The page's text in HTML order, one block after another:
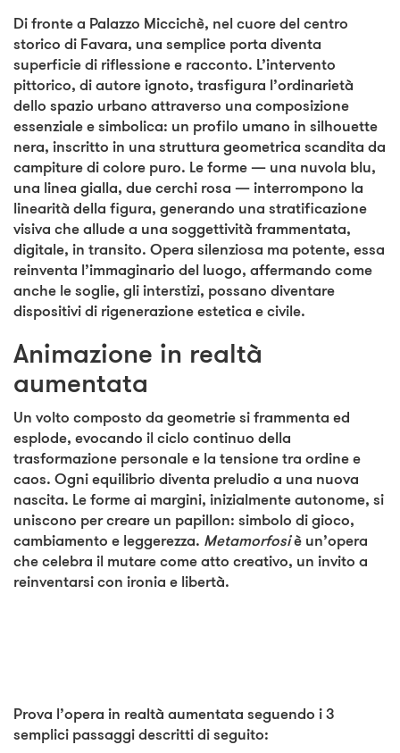
Di fronte a Palazzo Miccichè, nel cuore del centro
storico di Favara, una semplice porta diventa
superficie di riflessione e racconto. L’intervento
pittorico, di autore ignoto, trasfigura l’ordinarietà
dello spazio urbano attraverso una composizione
essenziale e simbolica: un profilo umano in silhouette
nera, inscritto in una struttura geometrica scandita da
campiture di colore puro. Le forme — una nuvola blu,
una linea gialla, due cerchi rosa — interrompono la
linearità della figura, generando una stratificazione
visiva che allude a una soggettività frammentata,
digitale, in transito. Opera silenziosa ma potente, essa
reinventa l’immaginario del luogo, affermando come
anche le soglie, gli interstizi, possano diventare
dispositivi di rigenerazione estetica e civile.
Animazione in realtà
aumentata
Un volto composto da geometrie si frammenta ed
esplode, evocando il ciclo continuo della
trasformazione personale e la tensione tra ordine e
caos. Ogni equilibrio diventa preludio a una nuova
nascita. Le forme ai margini, inizialmente autonome, si
uniscono per creare un papillon: simbolo di gioco,
cambiamento e leggerezza. Metamorfosiè un’opera
che celebra il mutare come atto creativo, un invito a
reinventarsi con ironia e libertà.
Prova l’opera in realtà aumentata seguendo i 3
semplici passaggi descritti di seguito: